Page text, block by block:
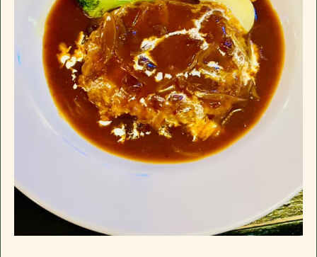
のみお子様入店可能)。ドリンクメニュー、フ
ードメニューに加え日替わり黒板メニューが
ございます。
駐車場
有
おすすめ
長南町千田の「イザカヤ」です。カウンター7
席、小上がり4名×3、禁煙個室6名一室(個室
のみお子様入店可能)。ドリンクメニュー、フ
ードメニューに加え日替わり黒板メニューが
ございます。
千葉県長生郡長南町千田227
google mapで開く
電話番号
0475-46-2200
営業日時
17:30 - 00:00 月曜定休
駐車場
有
おすすめ
長南町千田の「イザカヤ」です。カウンター7
席、小上がり4名×3、禁煙個室6名一室(個室
のみお子様入店可能)。ドリンクメニュー、フ
ードメニューに加え日替わり黒板メニューが
ございます。